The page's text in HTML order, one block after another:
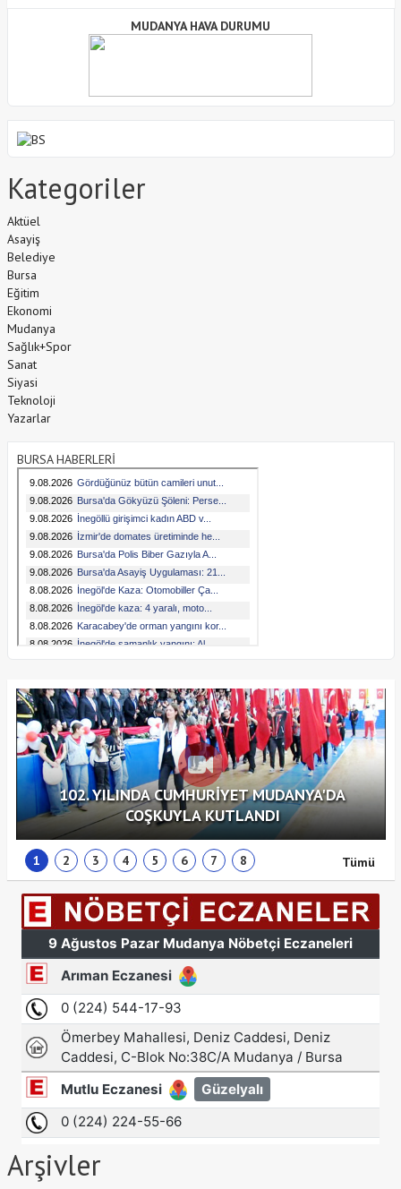
MUDANYA HAVA DURUMU
Kategoriler
Aktüel
Asayiş
Belediye
Bursa
Eğitim
Ekonomi
Mudanya
Sağlık+Spor
Sanat
Siyasi
Teknoloji
Yazarlar
BURSA HABERLERİ
Tümü
102. YILINDA CUMHURİYET MUDANYA'DA
COŞKUYLA KUTLANDI
1 2 3 4 5 6 7 8
Arşivler